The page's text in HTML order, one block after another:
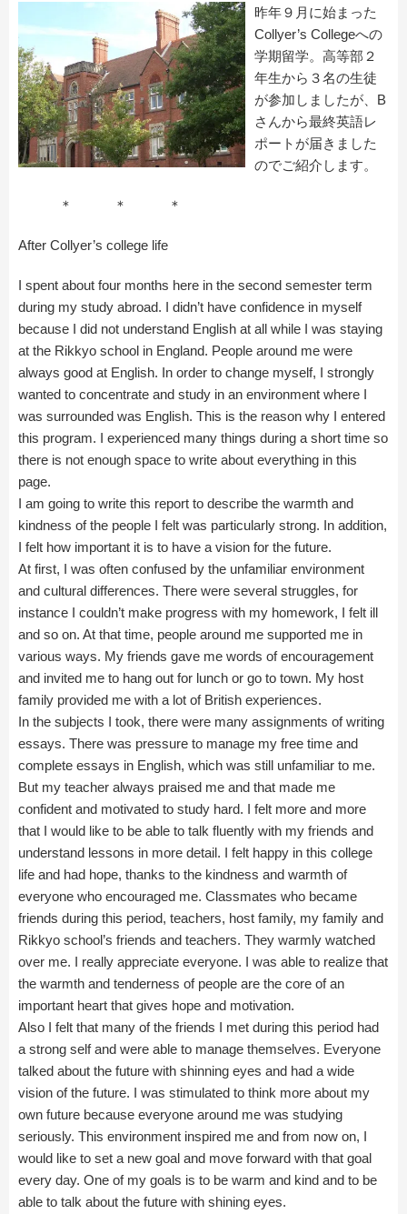
昨年９月に始まった
Collyer’s Collegeへの
学期留学。高等部２
年生から３名の生徒
が参加しましたが、B
さんから最終英語レ
ポートが届きました
のでご紹介します。
＊ ＊ ＊
After Collyer’s college life
I spent about four months here in the second semester term
during my study abroad. I didn’t have confidence in myself
because I did not understand English at all while I was staying
at the Rikkyo school in England. People around me were
always good at English. In order to change myself, I strongly
wanted to concentrate and study in an environment where I
was surrounded was English. This is the reason why I entered
this program. I experienced many things during a short time so
there is not enough space to write about everything in this
page.
I am going to write this report to describe the warmth and
kindness of the people I felt was particularly strong. In addition,
I felt how important it is to have a vision for the future.
At first, I was often confused by the unfamiliar environment
and cultural differences. There were several struggles, for
instance I couldn’t make progress with my homework, I felt ill
and so on. At that time, people around me supported me in
various ways. My friends gave me words of encouragement
and invited me to hang out for lunch or go to town. My host
family provided me with a lot of British experiences.
In the subjects I took, there were many assignments of writing
essays. There was pressure to manage my free time and
complete essays in English, which was still unfamiliar to me.
But my teacher always praised me and that made me
confident and motivated to study hard. I felt more and more
that I would like to be able to talk fluently with my friends and
understand lessons in more detail. I felt happy in this college
life and had hope, thanks to the kindness and warmth of
everyone who encouraged me. Classmates who became
friends during this period, teachers, host family, my family and
Rikkyo school’s friends and teachers. They warmly watched
over me. I really appreciate everyone. I was able to realize that
the warmth and tenderness of people are the core of an
important heart that gives hope and motivation.
Also I felt that many of the friends I met during this period had
a strong self and were able to manage themselves. Everyone
talked about the future with shinning eyes and had a wide
vision of the future. I was stimulated to think more about my
own future because everyone around me was studying
seriously. This environment inspired me and from now on, I
would like to set a new goal and move forward with that goal
every day. One of my goals is to be warm and kind and to be
able to talk about the future with shining eyes.